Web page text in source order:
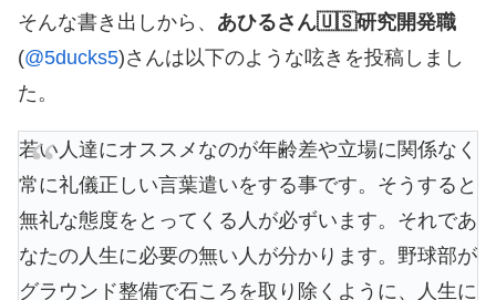
そんな書き出しから、 あひるさん🇺🇸研究開発職
(@5ducks5)さんは以下のような呟きを投稿しまし
た。
若い人達にオススメなのが年齢差や立場に関係なく
常に礼儀正しい言葉遣いをする事です。そうすると
無礼な態度をとってくる人が必ずいます。それであ
なたの人生に必要の無い人が分かります。野球部が
グラウンド整備で石ころを取り除くように、人生に